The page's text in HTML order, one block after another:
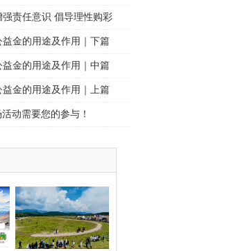
责任意识 倡导理性购彩
金的用途及作用｜下篇
金的用途及作用｜中篇
金的用途及作用｜上篇
动需要您的参与！